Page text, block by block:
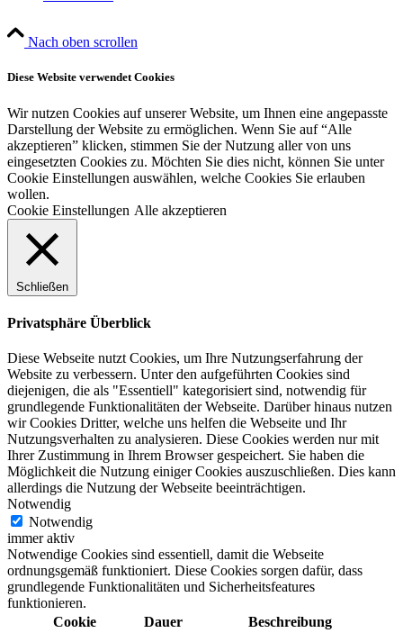
Nach oben scrollen
Diese Website verwendet Cookies
Wir nutzen Cookies auf unserer Website, um Ihnen eine angepasste
Darstellung der Website zu ermöglichen. Wenn Sie auf “Alle
akzeptieren” klicken, stimmen Sie der Nutzung aller von uns
eingesetzten Cookies zu. Möchten Sie dies nicht, können Sie unter
Cookie Einstellungen auswählen, welche Cookies Sie erlauben
wollen.
Cookie Einstellungen Alle akzeptieren
Schließen
Privatsphäre Überblick
Diese Webseite nutzt Cookies, um Ihre Nutzungserfahrung der
Website zu verbessern. Unter den aufgeführten Cookies sind
diejenigen, die als "Essentiell" kategorisiert sind, notwendig für
grundlegende Funktionalitäten der Webseite. Darüber hinaus nutzen
wir Cookies Dritter, welche uns helfen die Webseite und Ihr
Nutzungsverhalten zu analysieren. Diese Cookies werden nur mit
Ihrer Zustimmung in Ihrem Browser gespeichert. Sie haben die
Möglichkeit die Nutzung einiger Cookies auszuschließen. Dies kann
allerdings die Nutzung der Webseite beeinträchtigen.
Notwendig
Notwendig
immer aktiv
Notwendige Cookies sind essentiell, damit die Webseite
ordnungsgemäß funktioniert. Diese Cookies sorgen dafür, dass
grundlegende Funktionalitäten und Sicherheitsfeatures
funktionieren.
Cookie
Dauer
Beschreibung